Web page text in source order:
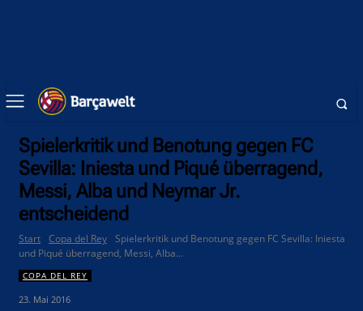
Spielerkritik und Benotung gegen FC
Sevilla: Iniesta und Piqué überragend,
Messi, Alba und Neymar Jr.
entscheidend
Start Copa del Rey Spielerkritik und Benotung gegen FC Sevilla: Iniesta
und Piqué überragend, Messi, Alba...
COPA DEL REY
23. Mai 2016